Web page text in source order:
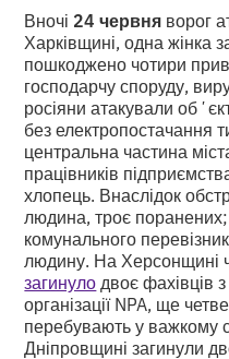
Вночі 24 червня ворог
Харківщині, одна жінка
пошкоджено чотири
господарчу споруду,
росіяни атакували
без електропостачання
центральна частина
працівників
хлопець. Внаслідок
людина, троє
комунального
людину. На Херсонщині
загинуло двоє фахівців
організації NPA, ще
перебувають у важкому
Дніпровщині загинули